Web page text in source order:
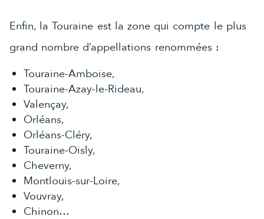
Enfin, la Touraine est la zone qui compte le plus
grand nombre d’appellations renommées :
Touraine-Amboise,
Touraine-Azay-le-Rideau,
Valençay,
Orléans,
Orléans-Cléry,
Touraine-Oisly,
Cheverny,
Montlouis-sur-Loire,
Vouvray,
Chinon…